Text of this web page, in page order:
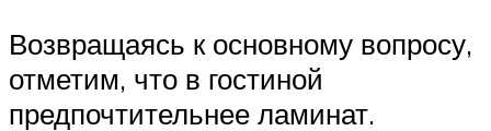
Возвращаясь к основному вопросу,
отметим, что в гостиной
предпочтительнее ламинат.